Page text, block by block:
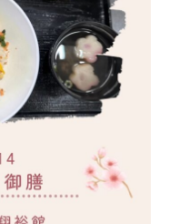
社 七星
きれい